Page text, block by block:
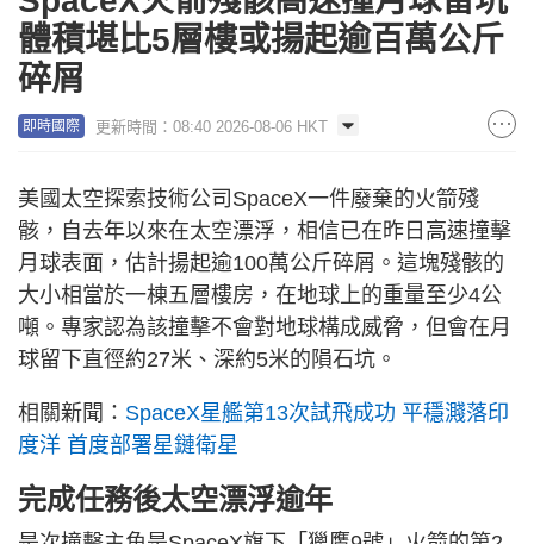
體積堪比5層樓或揚起逾百萬公斤
碎屑
即時國際 更新時間：08:40 2026-08-06 HKT
美國太空探索技術公司SpaceX一件廢棄的火箭殘
骸，自去年以來在太空漂浮，相信已在昨日高速撞擊
月球表面，估計揚起逾100萬公斤碎屑。這塊殘骸的
大小相當於一棟五層樓房，在地球上的重量至少4公
噸。專家認為該撞擊不會對地球構成威脅，但會在月
球留下直徑約27米、深約5米的隕石坑。
相關新聞： SpaceX星艦第13次試飛成功 平穩濺落印
度洋 首度部署星鏈衛星
完成任務後太空漂浮逾年